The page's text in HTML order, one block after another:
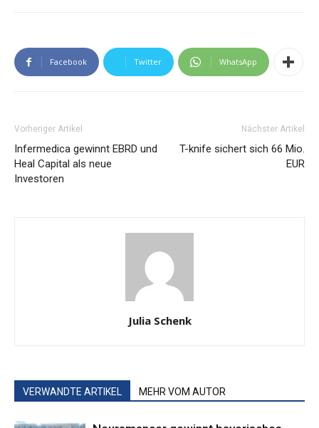
Facebook Twitter WhatsApp
Vorheriger Artikel
Infermedica gewinnt EBRD und
Heal Capital als neue
Investoren
Nächster Artikel
T-knife sichert sich 66 Mio.
EUR
Julia Schenk
VERWANDTE ARTIKEL MEHR VOM AUTOR